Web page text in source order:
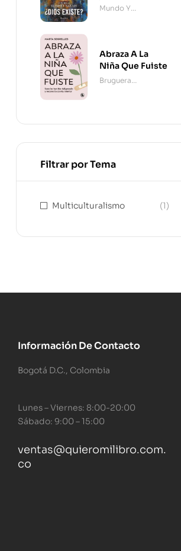
Mundo Y
Abraza A La
Niña Que Fuiste
Bruguera
Filtrar por Tema
Multiculturalismo (1)
Información De Contacto
Bogotá D.C., Colombia
Lunes – Viernes: 8:00-20:00
Sábado: 9:00 – 15:00
ventas@quieromilibro.com.
co